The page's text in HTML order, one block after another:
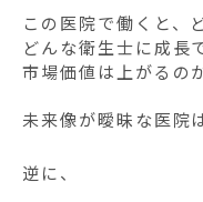
この医院で働くと、
どんな衛生士に成長
市場価値は上がるの
未来像が曖昧な医院
逆に、